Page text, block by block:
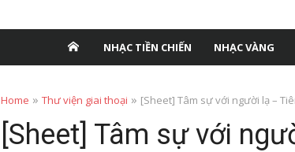
NHẠC TIỀN CHIẾN NHẠC VÀNG
Home » Thư viện giai thoại » [Sheet] Tâm sự với người lạ –
[Sheet] Tâm sự với